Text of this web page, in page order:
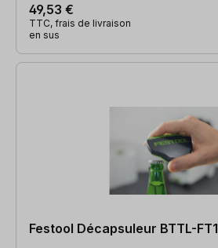
49,53 €
TTC, frais de livraison
en sus
Festool Décapsuleur BTTL-FT1